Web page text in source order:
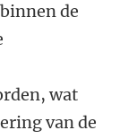
de
wat
van de